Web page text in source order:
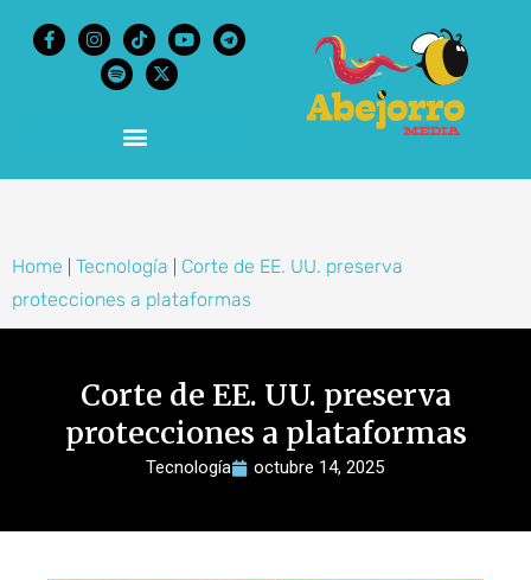
Home Tecnología
Corte de EE. UU. preserva
protecciones a plataformas
Corte de EE. UU. preserva
protecciones a plataformas
Tecnología octubre 14, 2025